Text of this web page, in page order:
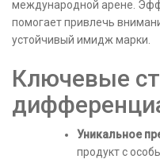
международной арене.
помогает привлечь
устойчивый имидж марки.
Ключевые
Уникальное
продукт с